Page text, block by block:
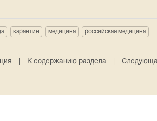
карантин медицина российская медицина
К содержанию раздела